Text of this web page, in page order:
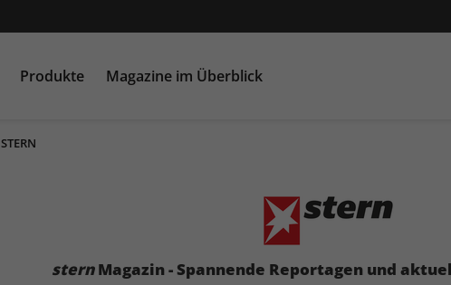
Produkte Magazine im Überblick
STERN
sternMagazin - Spannende Reportagen und